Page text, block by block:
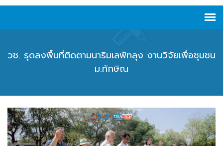
วช. รุดลงพื้นที่ติดตามนาริมเลพัทลุง งานวิจัยเพื่อชุมชน
ม.ทักษิณ